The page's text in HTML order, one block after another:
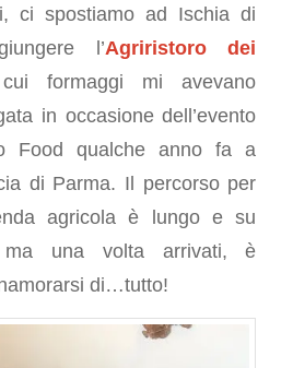
ci spostiamo ad Ischia di
l’Agriristoro dei
formaggi mi avevano
in occasione dell’evento
Food qualche anno fa a
di Parma. Il percorso per
agricola è lungo e su
ma una volta arrivati, è
di…tutto!